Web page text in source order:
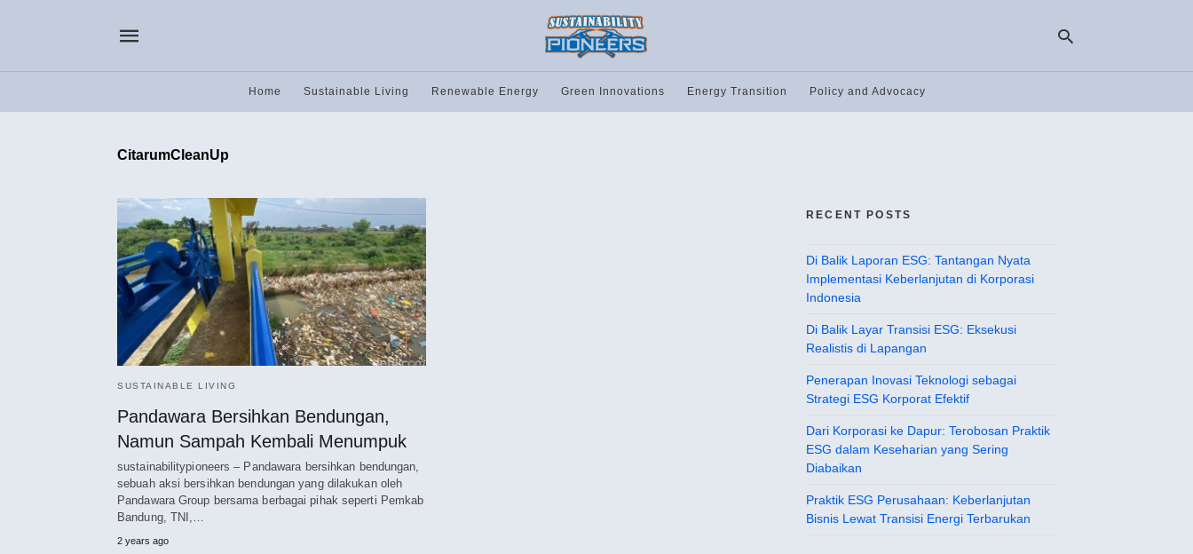
Home Sustainable Living Renewable Energy Green Innovations Energy Transition Policy and Advocacy
CitarumCleanUp
SUSTAINABLE LIVING
Pandawara Bersihkan Bendungan,
Namun Sampah Kembali Menumpuk
sustainabilitypioneers – Pandawara bersihkan bendungan,
sebuah aksi bersihkan bendungan yang dilakukan oleh
Pandawara Group bersama berbagai pihak seperti Pemkab
Bandung, TNI,…
2 years ago
RECENT POSTS
Di Balik Laporan ESG: Tantangan Nyata
Implementasi Keberlanjutan di Korporasi
Indonesia
Di Balik Layar Transisi ESG: Eksekusi
Realistis di Lapangan
Penerapan Inovasi Teknologi sebagai
Strategi ESG Korporat Efektif
Dari Korporasi ke Dapur: Terobosan Praktik
ESG dalam Keseharian yang Sering
Diabaikan
Praktik ESG Perusahaan: Keberlanjutan
Bisnis Lewat Transisi Energi Terbarukan